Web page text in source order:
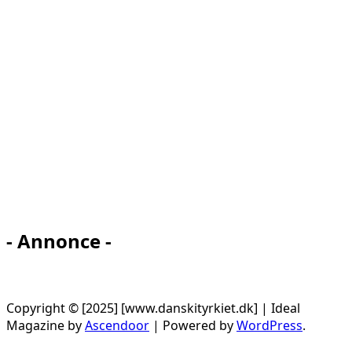
- Annonce -
Copyright © [2025] [www.danskityrkiet.dk] | Ideal
Magazine byAscendoor | Powered byWordPress.